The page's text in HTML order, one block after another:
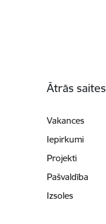
Ātrās saites
Vakances
Iepirkumi
Projekti
Pašvaldība
Izsoles